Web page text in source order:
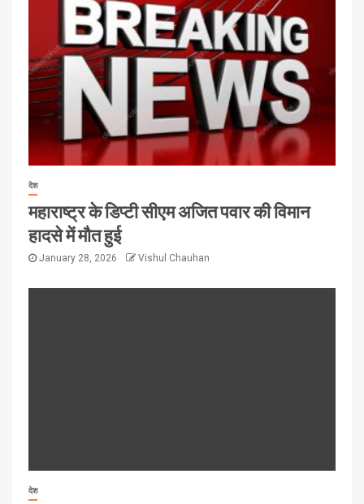
देश
महाराष्ट्र के डिप्टी सीएम अजित पवार की विमान
हादसे में मौत हुई
January 28, 2026 Vishul Chauhan
देश